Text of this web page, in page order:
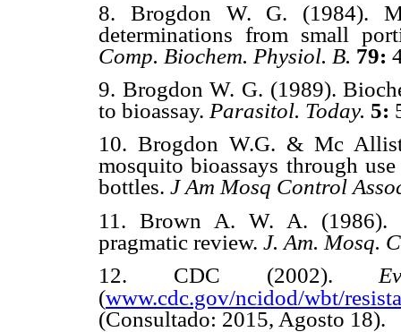
8. Brogdon W. G. (1984).
determinations from small
Comp. Biochem. Physiol. B. 79:
9. Brogdon W. G. (1989).
to bioassay. Parasitol. Today. 5:
10. Brogdon W.G. & Mc
mosquito bioassays through
bottles. J Am Mosq Control
11. Brown A. W. A. (1986).
pragmatic review. J. Am. Mosq.
12. CDC (2002).
(www.cdc.gov/ncidod/wbt/
(Consultado: 2015, Agosto